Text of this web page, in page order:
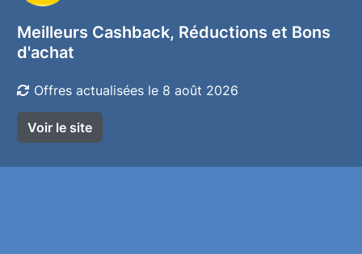
Meilleurs Cashback, Réductions et Bons
d'achat
Offres actualisées le 8 août 2026
Voir le site